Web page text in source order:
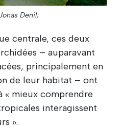
Denil;
centrale, ces deux
– auparavant
principalement en
de leur habitat – ont
« mieux comprendre
interagissent
».